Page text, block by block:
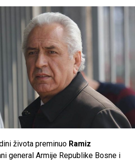
dana, unose dovoljno tečnosti i
službi, jer će naredni dani
vrućine kakve se rijetko bilježe.
Share
života preminuo Ramiz
general Armije Republike Bosne i